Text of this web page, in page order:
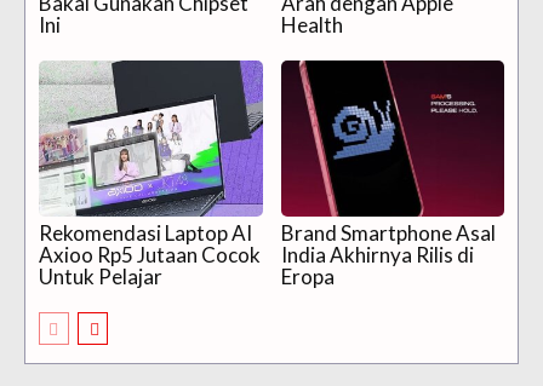
Ini
Health
Rekomendasi Laptop AI
Axioo Rp5 Jutaan Cocok
Untuk Pelajar
Brand Smartphone Asal
India Akhirnya Rilis di
Eropa